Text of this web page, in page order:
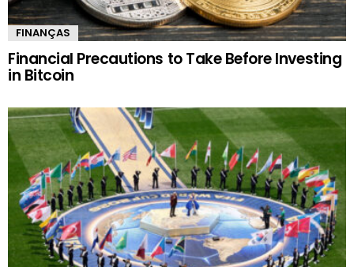
FINANÇAS
Financial Precautions to Take Before Investing
in Bitcoin